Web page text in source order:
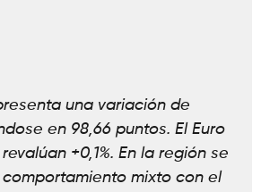
una variación de
en 98,66 puntos. El Euro
+0,1%. En la región se
mixto con el